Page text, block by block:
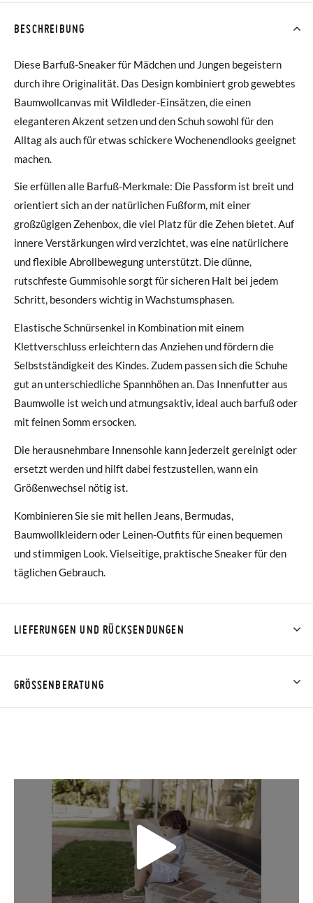
BESCHREIBUNG
Diese Barfuß-Sneaker für Mädchen und Jungen begeistern
durch ihre Originalität. Das Design kombiniert grob gewebtes
Baumwollcanvas mit Wildleder-Einsätzen, die einen
eleganteren Akzent setzen und den Schuh sowohl für den
Alltag als auch für etwas schickere Wochenendlooks geeignet
machen.
Sie erfüllen alle Barfuß-Merkmale: Die Passform ist breit und
orientiert sich an der natürlichen Fußform, mit einer
großzügigen Zehenbox, die viel Platz für die Zehen bietet. Auf
innere Verstärkungen wird verzichtet, was eine natürlichere
und flexible Abrollbewegung unterstützt. Die dünne,
rutschfeste Gummisohle sorgt für sicheren Halt bei jedem
Schritt, besonders wichtig in Wachstumsphasen.
Elastische Schnürsenkel in Kombination mit einem
Klettverschluss erleichtern das Anziehen und fördern die
Selbstständigkeit des Kindes. Zudem passen sich die Schuhe
gut an unterschiedliche Spannhöhen an. Das Innenfutter aus
Baumwolle ist weich und atmungsaktiv, ideal auch barfuß oder
mit feinen Somm ersocken.
Die herausnehmbare Innensohle kann jederzeit gereinigt oder
ersetzt werden und hilft dabei festzustellen, wann ein
Größenwechsel nötig ist.
Kombinieren Sie sie mit hellen Jeans, Bermudas,
Baumwollkleidern oder Leinen-Outfits für einen bequemen
und stimmigen Look. Vielseitige, praktische Sneaker für den
täglichen Gebrauch.
LIEFERUNGEN UND RÜCKSENDUNGEN
Bestellungen unter 40 € kostet der Standardversand 4,95 €;
Falls Ihre Schuhe ankommen und nicht ganz Ihren
Vorstellungen entsprechen, können Sie ganz einfach eine
kostenlose Rücksendung beantragen.
Wenn Sie ein Kundenkonto haben, loggen Sie sich einfach ein,
um den Vorgang zu starten. Wenn Sie als Gast bestellt haben,
GRÖSSENBERATUNG